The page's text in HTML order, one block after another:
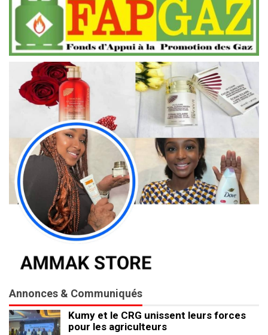
Annonces & Communiqués
Kumy et le CRG unissent leurs forces
pour les agriculteurs